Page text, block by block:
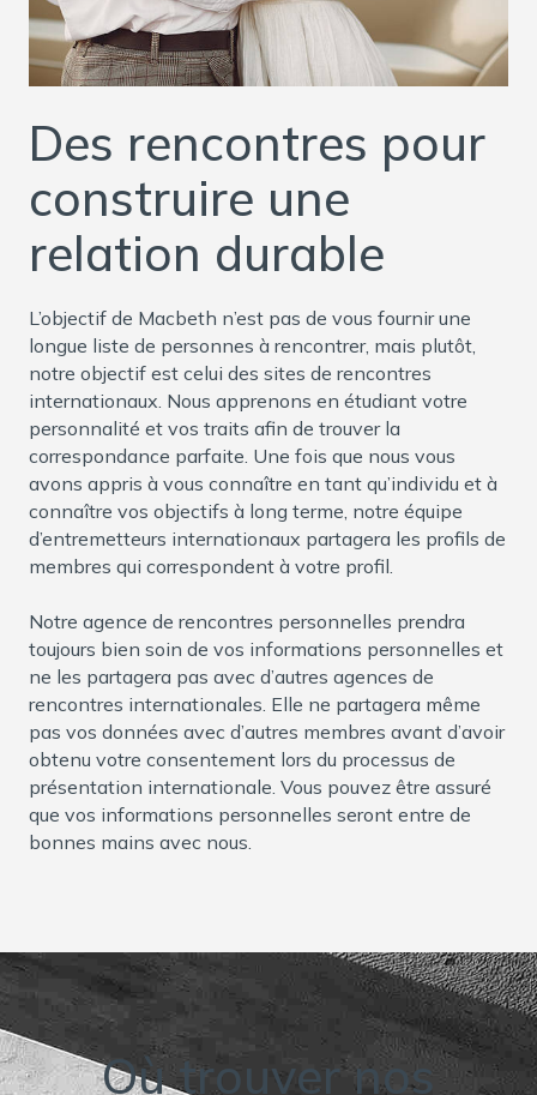
Des rencontres pour
construire une
relation durable
L’objectif de Macbeth n’est pas de vous fournir une
longue liste de personnes à rencontrer, mais plutôt,
notre objectif est celui des sites de rencontres
internationaux. Nous apprenons en étudiant votre
personnalité et vos traits afin de trouver la
correspondance parfaite. Une fois que nous vous
avons appris à vous connaître en tant qu’individu et à
connaître vos objectifs à long terme, notre équipe
d’entremetteurs internationaux partagera les profils de
membres qui correspondent à votre profil.
Notre agence de rencontres personnelles prendra
toujours bien soin de vos informations personnelles et
ne les partagera pas avec d’autres agences de
rencontres internationales. Elle ne partagera même
pas vos données avec d’autres membres avant d’avoir
obtenu votre consentement lors du processus de
présentation internationale. Vous pouvez être assuré
que vos informations personnelles seront entre de
bonnes mains avec nous.
Où trouver nos